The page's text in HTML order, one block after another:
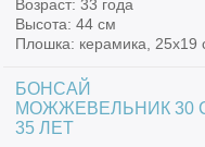
Возраст: 33 года
Высота: 44 см
Плошка: керамика, 25х19
БОНСАЙ
МОЖЖЕВЕЛЬНИК 30
35 ЛЕТ